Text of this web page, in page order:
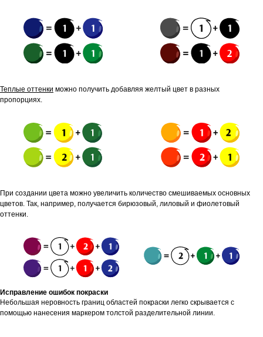
Теплые оттенки можно получить добавляя желтый цвет в разных
пропорциях.
При создании цвета можно увеличить количество смешиваемых основных
цветов. Так, например, получается бирюзовый, лиловый и фиолетовый
оттенки.
Исправление ошибок покраски
Небольшая неровность границ областей покраски легко скрывается с
помощью нанесения маркером толстой разделительной линии.